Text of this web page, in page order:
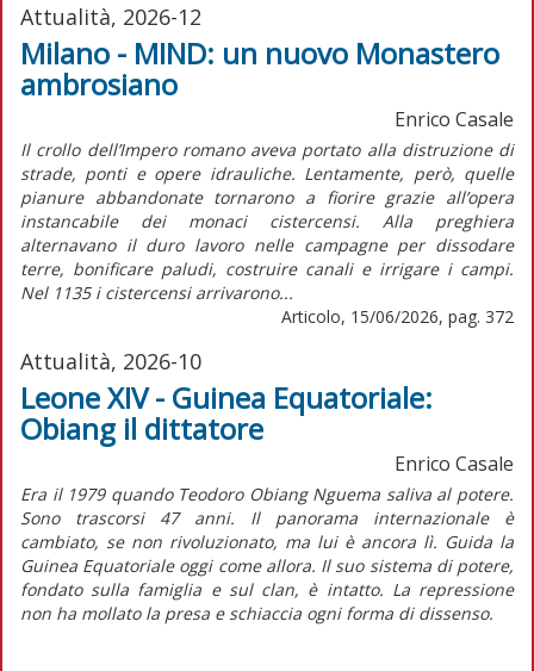
Attualità, 2026-12
Milano - MIND: un nuovo Monastero
ambrosiano
Enrico Casale
Il crollo dell’Impero romano aveva portato alla distruzione di
strade, ponti e opere idrauliche. Lentamente, però, quelle
pianure abbandonate tornarono a fiorire grazie all’opera
instancabile dei monaci cistercensi. Alla preghiera
alternavano il duro lavoro nelle campagne per dissodare
terre, bonificare paludi, costruire canali e irrigare i campi.
Nel 1135 i cistercensi arrivarono...
Articolo, 15/06/2026, pag. 372
Attualità, 2026-10
Leone XIV - Guinea Equatoriale:
Obiang il dittatore
Enrico Casale
Era il 1979 quando Teodoro Obiang Nguema saliva al potere.
Sono trascorsi 47 anni. Il panorama internazionale è
cambiato, se non rivoluzionato, ma lui è ancora lì. Guida la
Guinea Equatoriale oggi come allora. Il suo sistema di potere,
fondato sulla famiglia e sul clan, è intatto. La repressione
non ha mollato la presa e schiaccia ogni forma di dissenso.